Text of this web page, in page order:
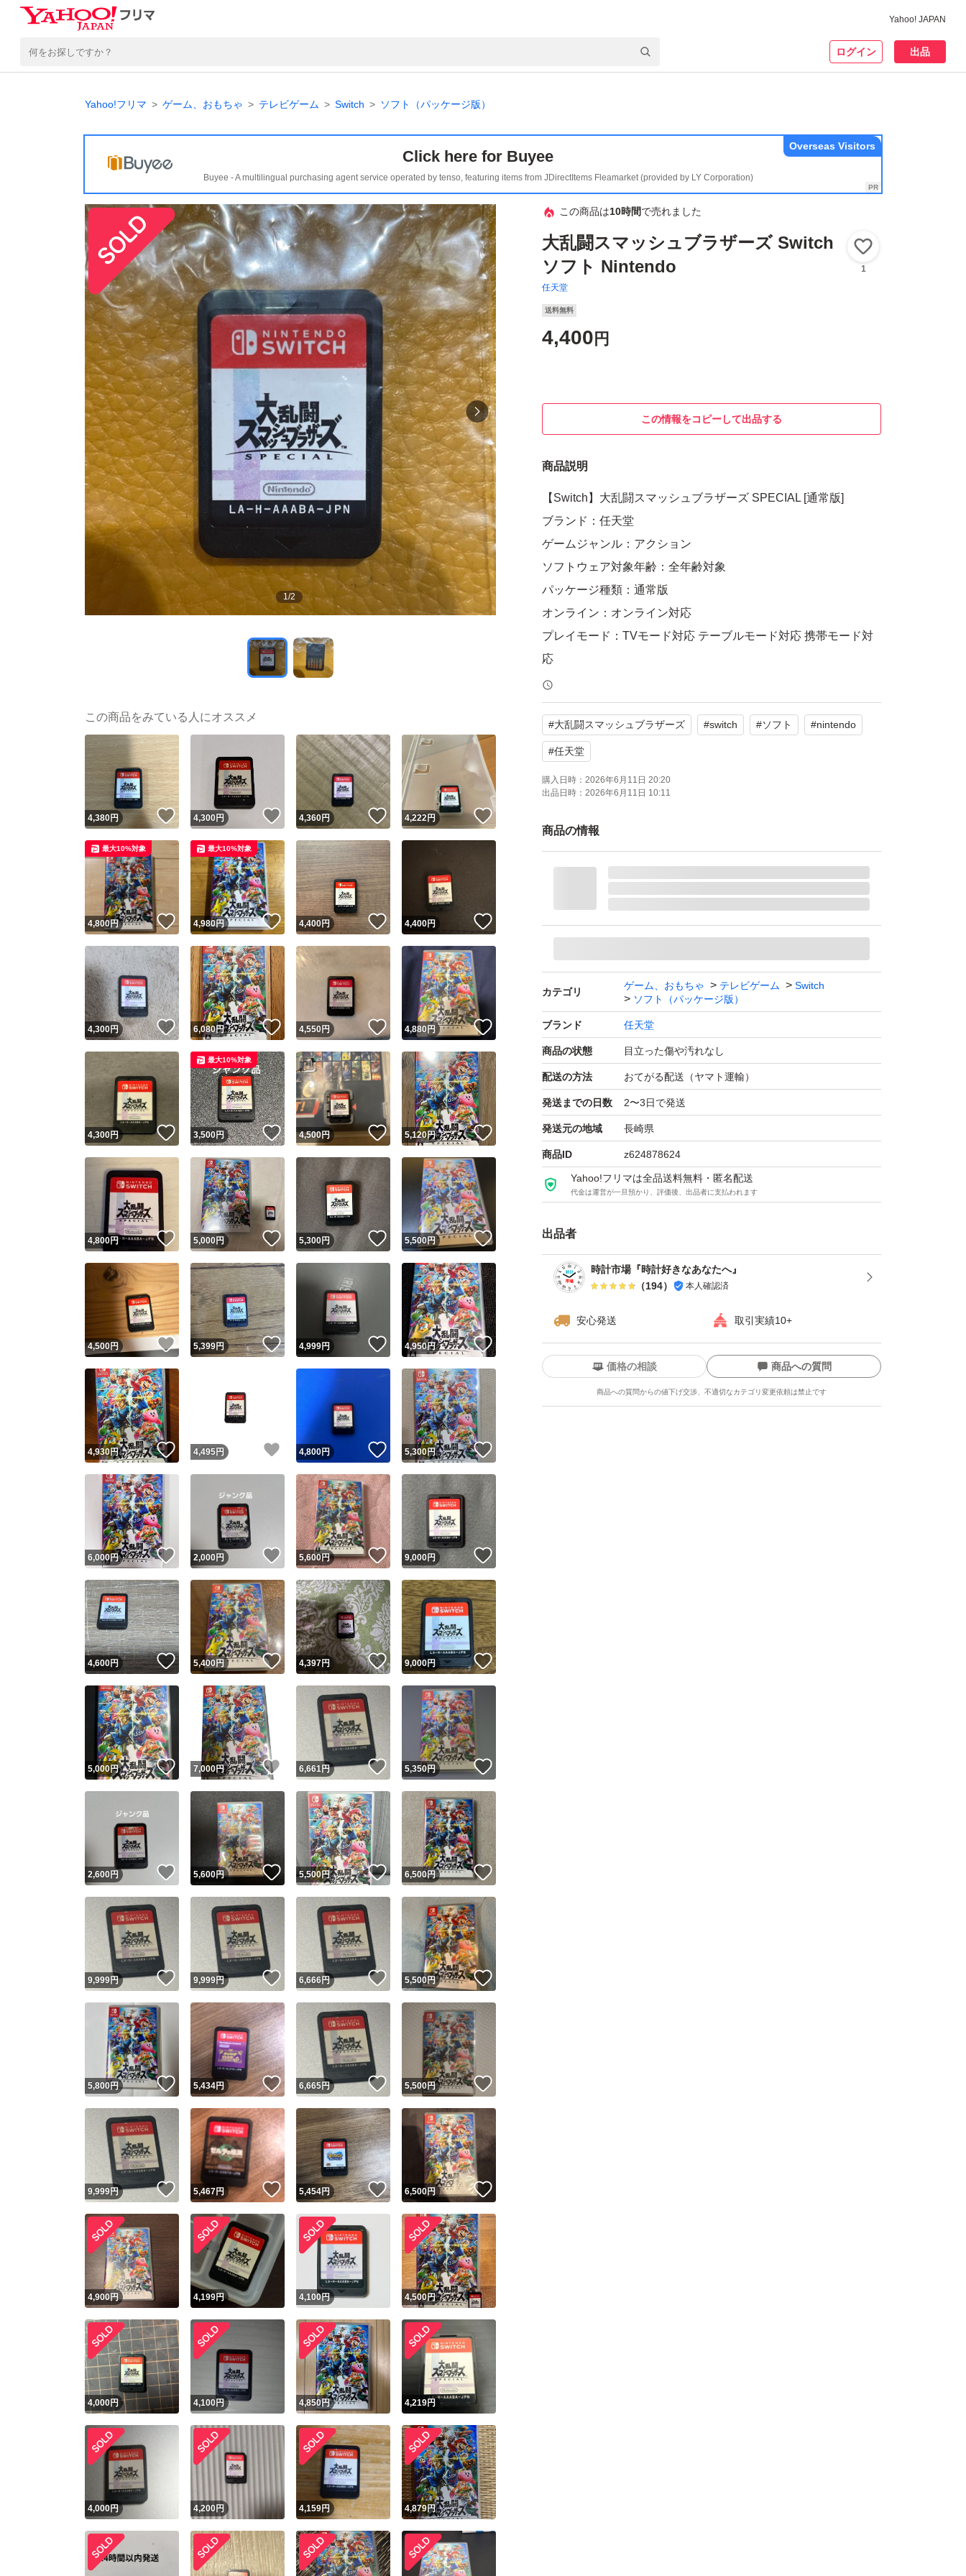
Yahoo! JAPAN
ログイン 出品
Yahoo!フリマ ゲーム、おもちゃ テレビゲーム Switch ソフト（パッケージ版）
Click here for Buyee
Buyee - A multilingual purchasing agent service operated by tenso, featuring items from JDirectItems Fleamarket (provided by LY Corporation)
Overseas Visitors
1/2
この商品は10時間で売れました
大乱闘スマッシュブラザーズ Switch
ソフト Nintendo
任天堂
1
送料無料
4,400 円
この情報をコピーして出品する
商品説明
【Switch】大乱闘スマッシュブラザーズ SPECIAL [通常版]
ブランド：任天堂
ゲームジャンル：アクション
ソフトウェア対象年齢：全年齢対象
パッケージ種類：通常版
オンライン：オンライン対応
プレイモード：TVモード対応 テーブルモード対応 携帯モード対
応
amiibo対応：amiibo対応
携帯モードプレイ人数：1.0 人
本体のみ
宜しくお願い致します。
#大乱闘スマッシュブラザーズ #switch #ソフト #nintendo
#任天堂
購入日時： 2026年6月11日 20:20
出品日時： 2026年6月11日 10:11
商品の情報
カテゴリ
ゲーム、おもちゃ テレビゲーム
Switch
ソフト（パッケージ版）
ブランド 任天堂
商品の状態 目立った傷や汚れなし
配送の方法 おてがる配送（ヤマト運輸）
発送までの日数 2〜3日で発送
発送元の地域 長崎県
商品ID z624878624
Yahoo!フリマは全品送料無料・匿名配送
代金は運営が一旦預かり、評価後、出品者に支払われます
出品者
時計市場『時計好きなあなたへ』
（194） 本人確認済
安心発送 取引実績10+
ユーザーの実績について
Yahoo!フリマが定めた一定の基準を満たしたユーザーにバッジを付与しています
安心取引出品者
安心取引出品者 Yahoo!フリマの基準をクリアした安心・安全なユーザーです
取引実績
取引実績◯+ このユーザーはYahoo!フリマの取引を完了させた実績があります
他フリマ実績◯+ このユーザーは他フリマサービスでの取引実績があります
スピード&安心発送
※このバッジは実績に基づく表示であり、発送を保証しているものではありません
スピード＆安心発送
このユーザーは高頻度で24時間以内＆設定した発送日数内に発送してい
スピード発送 このユーザーは高頻度で24時間以内に発送しています
安心発送 このユーザーは設定した発送日数内に発送しています
価格の相談 商品への質問
商品への質問からの値下げ交渉、不適切なカテゴリ変更依頼は禁止です
この商品の情報をコピーします
商品画像の無断転載は禁止されています
コピーは1商品につき1回です
出品ページへ
キャンセル
この商品をみている人にオススメ
4,380円 いいね！
4,300円 いいね！
4,360円 いいね！
4,222円 いいね！
4,800円 いいね！
最大10%対象
4,980円 いいね！
最大10%対象
4,400円 いいね！
4,400円
4,300円 いいね！
6,080円 いいね！
4,550円 いいね！
4,880円
4,300円 いいね！
3,500円 いいね！
最大10%対象
4,500円 いいね！
5,120円
4,800円 いいね！
5,000円 いいね！
5,300円 いいね！
5,500円
4,500円 いいね！
5,399円 いいね！
4,999円 いいね！
4,950円 いいね！
4,930円 いいね！
4,495円 いいね！
4,800円 いいね！
5,300円 いいね！
6,000円 いいね！
2,000円 いいね！
5,600円 いいね！
9,000円
4,600円 いいね！
5,400円 いいね！
4,397円 いいね！
9,000円 いいね！
5,000円 いいね！
7,000円 いいね！
6,661円 いいね！
5,350円
2,600円 いいね！
5,600円 いいね！
5,500円 いいね！
6,500円
9,999円 いいね！
9,999円 いいね！
6,666円 いいね！
5,500円
5,800円 いいね！
5,434円 いいね！
6,665円 いいね！
5,500円
9,999円 いいね！
5,467円 いいね！
5,454円 いいね！
6,500円
4,900円 4,199円 4,100円 4,500円
4,000円 4,100円 4,850円 4,219円
4,000円 4,200円 4,159円 4,879円